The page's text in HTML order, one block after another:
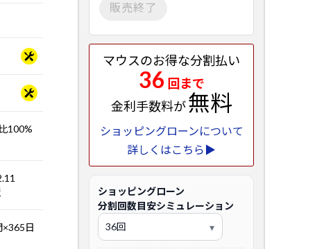
100%
日
販売終了
マウスのお得な分割払い
36 回まで
金利手数料が無料
ショッピングローンについて
詳しくはこちら▶
ショッピングローン
分割回数目安シミュレーション